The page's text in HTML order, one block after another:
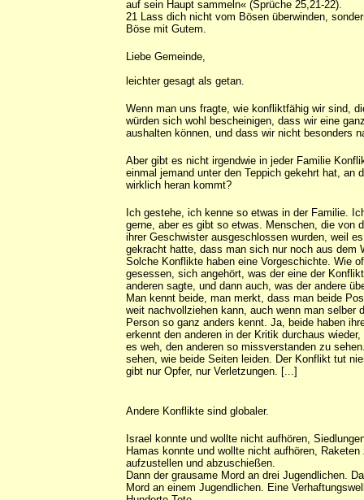
auf sein Haupt sammeln« (Sprüche 25,21-22).
21 Lass dich nicht vom Bösen überwinden,
Böse mit Gutem.
Liebe Gemeinde,
leichter gesagt als getan.
Wenn man uns fragte, wie konfliktfähig wir sind,
würden sich wohl bescheinigen, dass wir eine
aushalten können, und dass wir nicht besonders
Aber gibt es nicht irgendwie in jeder Familie
einmal jemand unter den Teppich gekehrt hat, an
wirklich heran kommt?
Ich gestehe, ich kenne so etwas in der Familie.
gerne, aber es gibt so etwas. Menschen, die von
ihrer Geschwister ausgeschlossen wurden, weil
gekracht hatte, dass man sich nur noch aus dem
Solche Konflikte haben eine Vorgeschichte. Wie
gesessen, sich angehört, was der eine der
anderen sagte, und dann auch, was der andere
Man kennt beide, man merkt, dass man beide
weit nachvollziehen kann, auch wenn man selber
Person so ganz anders kennt. Ja, beide haben
erkennt den anderen in der Kritik durchaus
es weh, den anderen so missverstanden zu
sehen, wie beide Seiten leiden. Der Konflikt tut
gibt nur Opfer, nur Verletzungen. [...]
Andere Konflikte sind globaler.
Israel konnte und wollte nicht aufhören,
Hamas konnte und wollte nicht aufhören,
aufzustellen und abzuschießen.
Dann der grausame Mord an drei Jugendlichen.
Mord an einem Jugendlichen. Eine